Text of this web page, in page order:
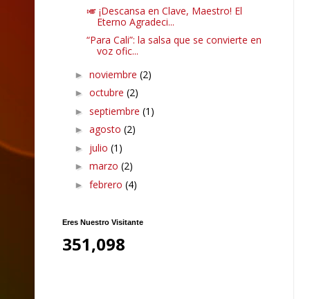
🎺 ¡Descansa en Clave, Maestro! El
Eterno Agradeci...
“Para Cali”: la salsa que se convierte en
voz ofic...
► noviembre (2)
► octubre (2)
► septiembre (1)
► agosto (2)
► julio (1)
► marzo (2)
► febrero (4)
Eres Nuestro Visitante
351,098